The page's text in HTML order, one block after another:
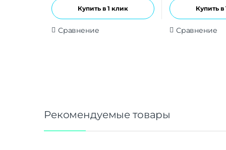
Купить в 1 клик
Сравнение
Купить в
Сравнение
Рекомендуемые товары